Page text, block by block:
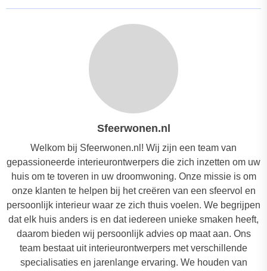
Sfeerwonen.nl
Welkom bij Sfeerwonen.nl! Wij zijn een team van
gepassioneerde interieurontwerpers die zich inzetten om uw
huis om te toveren in uw droomwoning. Onze missie is om
onze klanten te helpen bij het creëren van een sfeervol en
persoonlijk interieur waar ze zich thuis voelen. We begrijpen
dat elk huis anders is en dat iedereen unieke smaken heeft,
daarom bieden wij persoonlijk advies op maat aan. Ons
team bestaat uit interieurontwerpers met verschillende
specialisaties en jarenlange ervaring. We houden van